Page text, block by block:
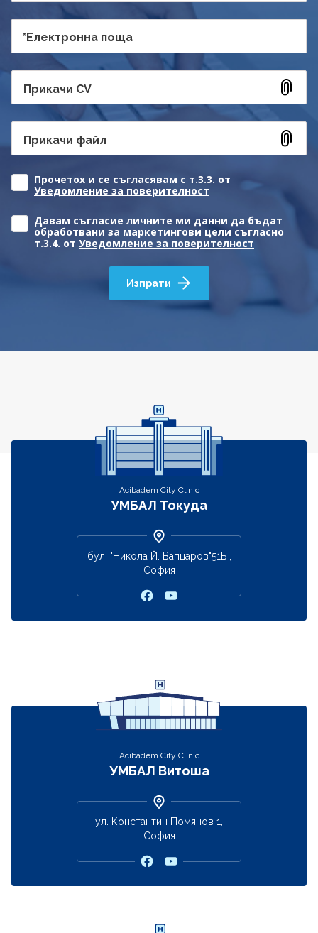
*Електронна поща
Прикачи CV
Прикачи файл
Прочетох и се съгласявам с т.3.3. от
Уведомление за поверителност
Давам съгласие личните ми данни да бъдат
обработвани за маркетингови цели съгласно
т.3.4. от Уведомление за поверителност
Изпрати
Acibadem City Clinic
УМБАЛ Токуда
бул. "Никола Й. Вапцаров"51Б ,
София
Acibadem City Clinic
УМБАЛ Витоша
ул. Константин Помянов 1,
София